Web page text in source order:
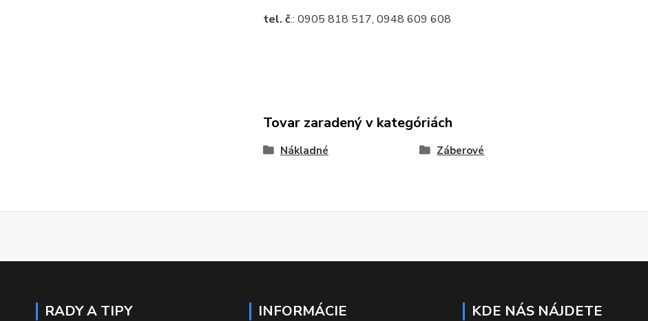
tel. č.: 0905 818 517, 0948 609 608
Tovar zaradený v kategóriách
Nákladné Záberové
RADY A TIPY INFORMÁCIE KDE NÁS NÁJDETE